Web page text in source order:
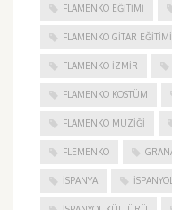
FLAMENKO EĞITIMI
FLAMENKO GITAR
FLAMENKO IZMIR
FLAMENKO KOSTÜM
FLAMENKO MÜZIĞI
FLEMENKO
ISPANYA İSPANYOL